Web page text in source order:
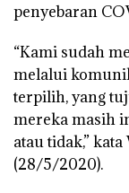
penyebaran
“Kami sudah
melalui
terpilih, yang
mereka masih
atau tidak,”
(28/5/2020).